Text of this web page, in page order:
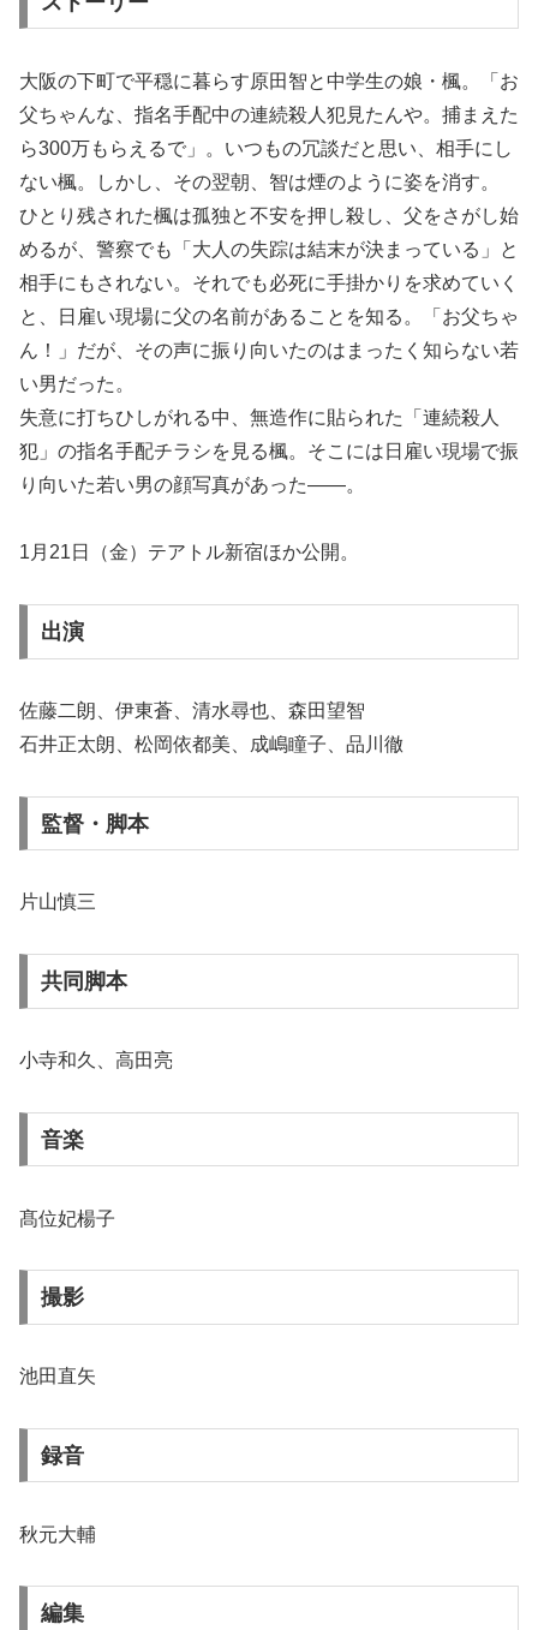
大阪の下町で平穏に暮らす原田智と中学生の娘・楓。「お
父ちゃんな、指名手配中の連続殺人犯見たんや。捕まえた
ら300万もらえるで」。いつもの冗談だと思い、相手にし
ない楓。しかし、その翌朝、智は煙のように姿を消す。
ひとり残された楓は孤独と不安を押し殺し、父をさがし始
めるが、警察でも「大人の失踪は結末が決まっている」と
相手にもされない。それでも必死に手掛かりを求めていく
と、日雇い現場に父の名前があることを知る。「お父ちゃ
ん！」だが、その声に振り向いたのはまったく知らない若
い男だった。
失意に打ちひしがれる中、無造作に貼られた「連続殺人
犯」の指名手配チラシを見る楓。そこには日雇い現場で振
り向いた若い男の顔写真があった――。
1月21日（金）テアトル新宿ほか公開。
出演
佐藤二朗、伊東蒼、清水尋也、森田望智
石井正太朗、松岡依都美、成嶋瞳子、品川徹
監督・脚本
片山慎三
共同脚本
小寺和久、高田亮
音楽
髙位妃楊子
撮影
池田直矢
録音
秋元大輔
編集